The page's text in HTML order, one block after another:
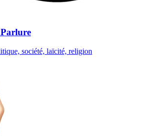
société, laïcité, religion